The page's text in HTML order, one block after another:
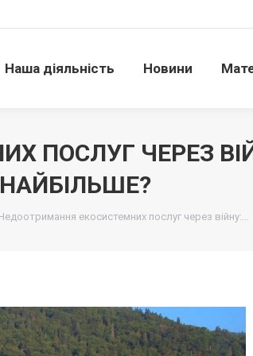
Наша діяльність Новини
ПОСЛУГ ЧЕРЕЗ
НАЙБІЛЬШЕ?
екосистемних послуг через війну:…
діяльність Новини